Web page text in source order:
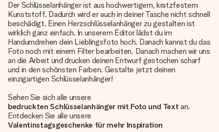
Der Schlüsselanhänger ist aus hochwertigem, kratzfestem
Kunststoff. Dadurch wird er auch in deiner Tasche nicht schnell
beschädigt. Einen Herzschlüsselanhänger zu gestalten ist
wirklich ganz einfach. In unserem Editor lädst du im
Handumdrehen dein Lieblingsfoto hoch. Danach kannst du das
Foto noch mit einem Filter bearbeiten. Danach machen wir uns
an die Arbeit und drucken deinen Entwurf gestochen scharf
und in den schönsten Farben. Gestalte jetzt deinen
einzigartigen Schlüsselanhänger!
Sehen Sie sich alle unsere
bedruckten Schlüsselanhänger mit Foto und Text an.
Entdecken Sie alle unsere
Valentinstagsgeschenke für mehr Inspiration